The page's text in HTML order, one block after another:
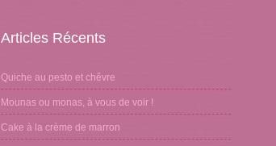
Articles Récents
Quiche au pesto et chêvre
Mounas ou monas, à vous de voir !
Cake à la crème de marron